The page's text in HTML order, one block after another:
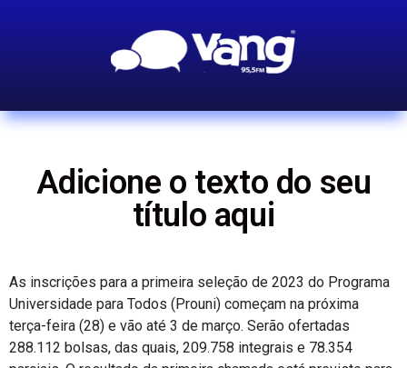
Adicione o texto do seu
título aqui
As inscrições para a primeira seleção de 2023 do Programa
Universidade para Todos (Prouni) começam na próxima
terça-feira (28) e vão até 3 de março. Serão ofertadas
288.112 bolsas, das quais, 209.758 integrais e 78.354